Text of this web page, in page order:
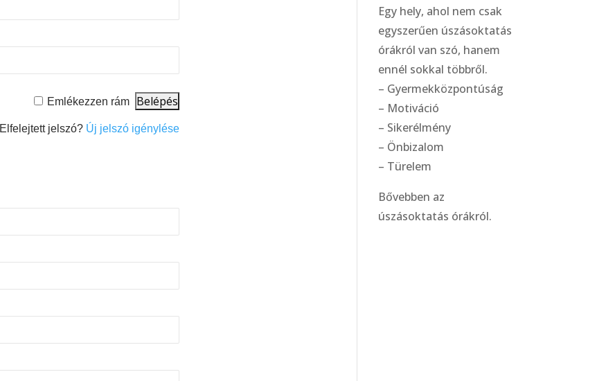
Emlékezzen rám
Elfelejtett jelszó? Új jelszó igénylése
Egy hely, ahol nem csak
egyszerűen úszásoktatás
órákról van szó, hanem
ennél sokkal többről.
– Gyermekközpontúság
– Motiváció
– Sikerélmény
– Önbizalom
– Türelem
Bővebben az
úszásoktatás órákról.